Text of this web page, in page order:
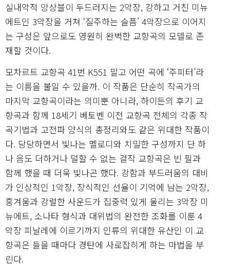
실내악적 앙상블이 두드러지는 2악장, 강하고 거친 미뉴
에트인 3악장을 거쳐 ‘질주하는 슬픔’ 4악장으로 이어지
는 구성은 앞으로도 영원히 완벽한 교향곡의 모델로 존
재할 것이다.
모차르트 교향곡 41번 K551 말고 어떤 곡에 ‘주피터’라
는 이름을 불일 수 있을까. 이 작품은 단순히 작곡가의
마지막 교향곡이라는 의미뿐 아니라, 하이든의 후기 교
향곡과 함께 18세기 베토벤 이전 교향곡 전체의 각종 작
곡기법과 고전파 양식의 총정리와도 같은 위대한 작품이
다. 당당하면서 빛나는 멜로디와 치밀한 구성까지 단 하
나 음도 더하거나 덜할 수 없는 걸작 교향곡은 빈 필과
함께 했을 때 더욱 빛나곤 했다. 강함과 부드러움의 대비
가 인상적인 1악장, 장식적인 선율이 기억에 남는 2악장,
흥겨움과 강렬한 사운드가 집중력 있게 울리는 3악장 미
뉴에트, 소나타 형식과 대위법의 완전한 조화를 이룬 4
악장 피날레에 이르기까지 인류의 위대한 유산인 이 교
향곡은 들을 때마다 경탄에 사로잡히게 하는 마법을 부
린다.